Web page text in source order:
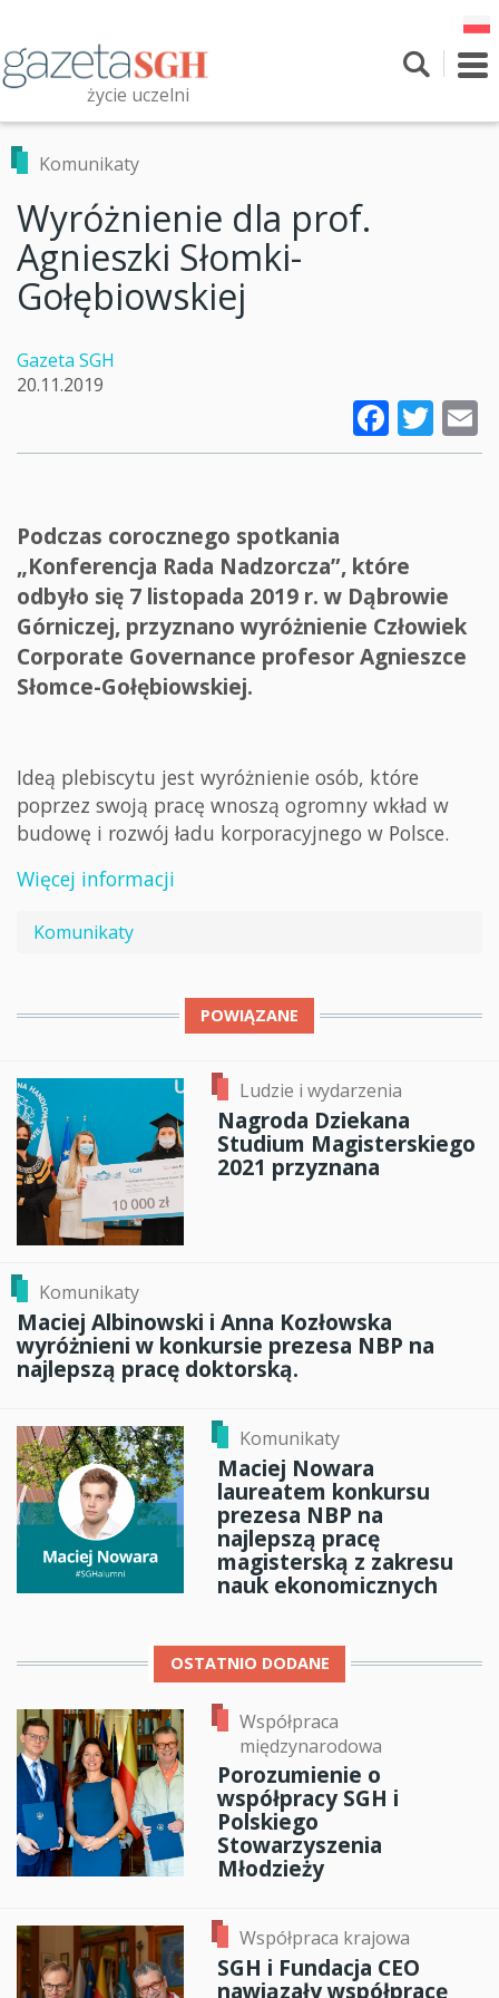
treści
życie uczelni
Przeszukaj witrynę
Komunikaty
Wyróżnienie dla prof.
Agnieszki Słomki-
Gołębiowskiej
Gazeta SGH
20.11.2019
Podczas corocznego spotkania
„Konferencja Rada Nadzorcza”, które
odbyło się 7 listopada 2019 r. w Dąbrowie
Górniczej, przyznano wyróżnienie Człowiek
Corporate Governance profesor Agnieszce
Słomce-Gołębiowskiej.
Ideą plebiscytu jest wyróżnienie osób, które
poprzez swoją pracę wnoszą ogromny wkład w
budowę i rozwój ładu korporacyjnego w Polsce.
Więcej informacji
Komunikaty
POWIĄZANE
Ludzie i wydarzenia
Nagroda Dziekana
Studium Magisterskiego
2021 przyznana
Komunikaty
Maciej Albinowski i Anna Kozłowska
wyróżnieni w konkursie prezesa NBP na
najlepszą pracę doktorską.
Komunikaty
Maciej Nowara
laureatem konkursu
prezesa NBP na
najlepszą pracę
magisterską z zakresu
nauk ekonomicznych
OSTATNIO DODANE
Współpraca
międzynarodowa
Porozumienie o
współpracy SGH i
Polskiego
Stowarzyszenia
Młodzieży
Współpraca krajowa
SGH i Fundacja CEO
nawiązały współpracę